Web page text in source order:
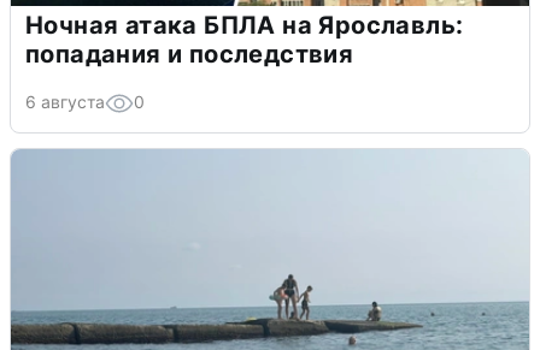
Ночная атака БПЛА на Ярославль:
попадания и последствия
6 августа 0